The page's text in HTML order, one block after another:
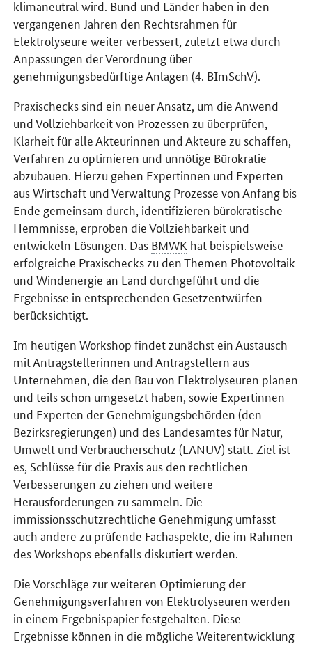
klimaneutral wird. Bund und Länder haben in den
vergangenen Jahren den Rechtsrahmen für
Elektrolyseure weiter verbessert, zuletzt etwa durch
Anpassungen der Verordnung über
genehmigungsbedürftige Anlagen (4. BImSchV).
Praxischecks sind ein neuer Ansatz, um die Anwend-
und Vollziehbarkeit von Prozessen zu überprüfen,
Klarheit für alle Akteurinnen und Akteure zu schaffen,
Verfahren zu optimieren und unnötige Bürokratie
abzubauen. Hierzu gehen Expertinnen und Experten
aus Wirtschaft und Verwaltung Prozesse von Anfang bis
Ende gemeinsam durch, identifizieren bürokratische
Hemmnisse, erproben die Vollziehbarkeit und
entwickeln Lösungen. Das BMWK hat beispielsweise
erfolgreiche Praxischecks zu den Themen Photovoltaik
und Windenergie an Land durchgeführt und die
Ergebnisse in entsprechenden Gesetzentwürfen
berücksichtigt.
Im heutigen Workshop findet zunächst ein Austausch
mit Antragstellerinnen und Antragstellern aus
Unternehmen, die den Bau von Elektrolyseuren planen
und teils schon umgesetzt haben, sowie Expertinnen
und Experten der Genehmigungsbehörden (den
Bezirksregierungen) und des Landesamtes für Natur,
Umwelt und Verbraucherschutz (LANUV) statt. Ziel ist
es, Schlüsse für die Praxis aus den rechtlichen
Verbesserungen zu ziehen und weitere
Herausforderungen zu sammeln. Die
immissionsschutzrechtliche Genehmigung umfasst
auch andere zu prüfende Fachaspekte, die im Rahmen
des Workshops ebenfalls diskutiert werden.
Die Vorschläge zur weiteren Optimierung der
Genehmigungsverfahren von Elektrolyseuren werden
in einem Ergebnispapier festgehalten. Diese
Ergebnisse können in die mögliche Weiterentwicklung